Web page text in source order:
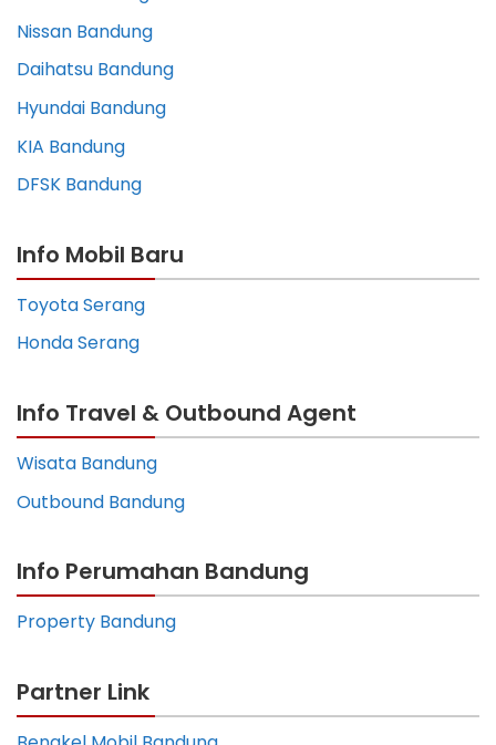
Nissan Bandung
Daihatsu Bandung
Hyundai Bandung
KIA Bandung
DFSK Bandung
Info Mobil Baru
Toyota Serang
Honda Serang
Info Travel & Outbound Agent
Wisata Bandung
Outbound Bandung
Info Perumahan Bandung
Property Bandung
Partner Link